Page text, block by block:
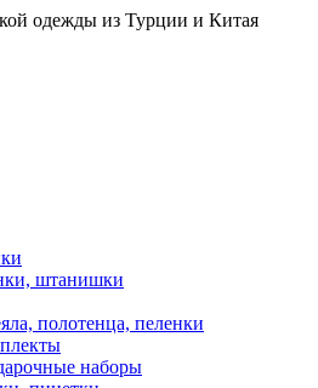
одежды из Турции и Китая
штанишки
полотенца, пеленки
наборы